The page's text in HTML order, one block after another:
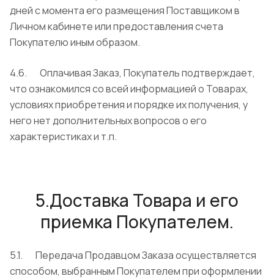
дней с момента его размещения Поставщиком в
Личном кабинете или предоставления счета
Покупателю иным образом.
4.6. Оплачивая Заказ, Покупатель подтверждает,
что ознакомился со всей информацией о Товарах,
условиях приобретения и порядке их получения, у
него нет дополнительных вопросов о его
характеристиках и т.п.
5.Доставка Товара и его
приемка Покупателем.
5.1. Передача Продавцом Заказа осуществляется
способом, выбранным Покупателем при оформлении